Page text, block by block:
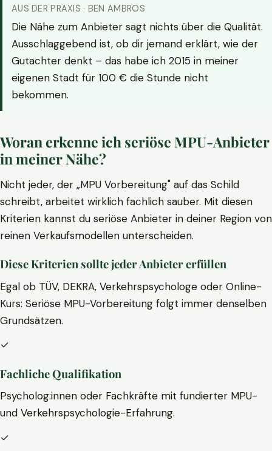
AUS DER PRAXIS · BEN AMBROS
Die Nähe zum Anbieter sagt nichts über die Qualität.
Ausschlaggebend ist, ob dir jemand erklärt, wie der
Gutachter denkt – das habe ich 2015 in meiner
eigenen Stadt für 100 € die Stunde nicht
bekommen.
Woran erkenne ich seriöse MPU-Anbieter
in meiner Nähe?
Nicht jeder, der „MPU Vorbereitung" auf das Schild
schreibt, arbeitet wirklich fachlich sauber. Mit diesen
Kriterien kannst du seriöse Anbieter in deiner Region von
reinen Verkaufsmodellen unterscheiden.
Diese Kriterien sollte jeder Anbieter erfüllen
Egal ob TÜV, DEKRA, Verkehrspsychologe oder Online-
Kurs: Seriöse MPU-Vorbereitung folgt immer denselben
Grundsätzen.
✓
Fachliche Qualifikation
Psycholog:innen oder Fachkräfte mit fundierter MPU-
und Verkehrspsychologie-Erfahrung.
✓